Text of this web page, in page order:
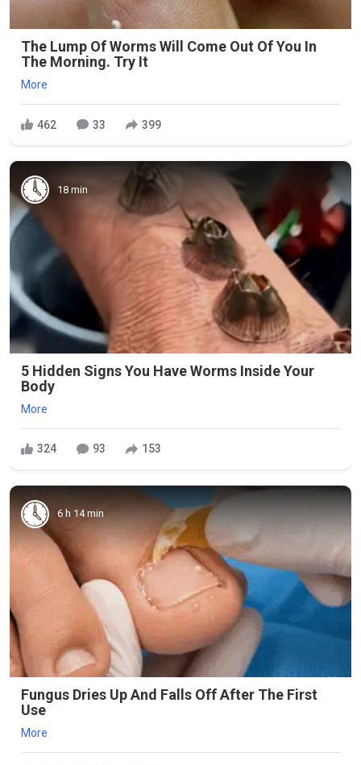
The Lump Of Worms Will Come Out Of You In
The Morning. Try It
More
462 33 399
18 min
5 Hidden Signs You Have Worms Inside Your
Body
More
324 93 153
6 h 14 min
Fungus Dries Up And Falls Off After The First
Use
More